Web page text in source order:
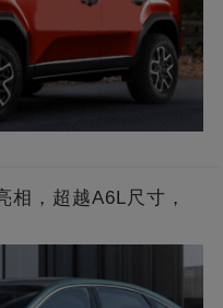
相，超越A6L尺寸，